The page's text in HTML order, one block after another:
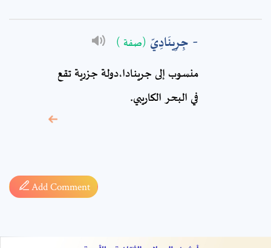
جِرِينَادِيّ (صفة )
منسوب إلى جرينادا،دولة جزرية تقع
في البحر الكاريبي.
Add Comment